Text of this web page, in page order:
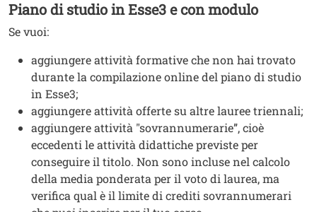
Piano di studio in Esse3 e con modulo
Se vuoi:
aggiungere attività formative che non hai trovato
durante la compilazione online del piano di studio
in Esse3;
aggiungere attività offerte su altre lauree triennali;
aggiungere attività "sovrannumerarie”, cioè
eccedenti le attività didattiche previste per
conseguire il titolo. Non sono incluse nel calcolo
della media ponderata per il voto di laurea, ma
verifica qual è il limite di crediti sovrannumerari